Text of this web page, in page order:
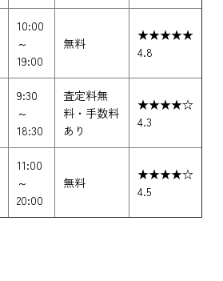
10:00
～
19:00
無料
★★★★★
4.8
9:30
～
18:30
査定料無
料・手数料
あり
★★★★☆
4.3
11:00
～
20:00
無料
★★★★☆
4.5